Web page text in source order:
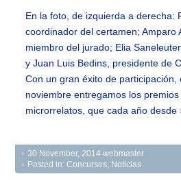
En la foto, de izquierda a derecha:
coordinador del certamen; Amparo
miembro del jurado; Elia
y Juan Luis Bedins, presidente de
Con un gran éxito de participación,
noviembre entregamos los
microrrelatos, que cada año desde
30 November, 2014 webmaster
Posted in:Concursos Noticias